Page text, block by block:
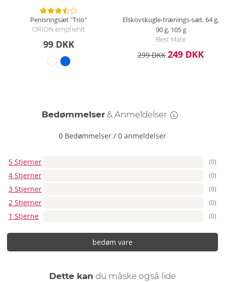
Penisringsæt "Trio"
ORION empfiehlt
99 DKK
Elskovskugle-trænings-sæt, 64 g,
90 g, 105 g
Best Mate
299 DKK 249 DKK
Bedømmelser & Anmeldelser
0 Bedømmelser / 0 anmeldelser
5 Stjerner (0)
4 Stjerner (0)
3 Stjerner (0)
2 Stjerner (0)
1 Stjerne (0)
bedøm vare
Dette kan du måske også lide